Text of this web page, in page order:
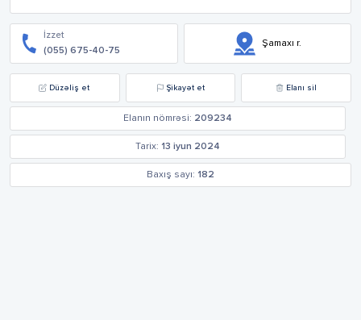
İzzet
(055) 675-40-75
Şamaxı r.
Düzəliş et Şikayət et Elanı sil
Elanın nömrəsi: 209234
Tarix: 13 iyun 2024
Baxış sayı: 182